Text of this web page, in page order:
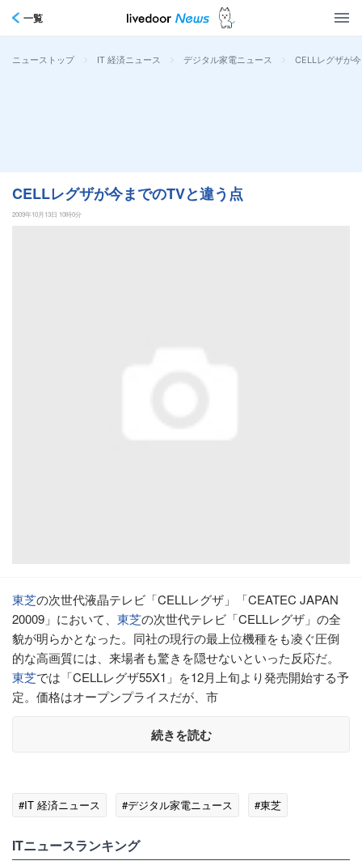
一覧
ニューストップ > IT 経済ニュース > デジタル家電ニュース > CELLレグザが
CELLレグザが今までのTVと違う点
2009年10月13日 10時0分
東芝の次世代液晶テレビ「CELLレグザ」「CEATEC JAPAN
20009」において、 東芝の次世代テレビ「CELLレグザ」の全
貌が明らかとなった。同社の現行の最上位機種をも凌ぐ圧倒
的な高画質には、来場者も驚きを隠せないといった反応だ。
東芝では「CELLレグザ55X1」を12月上旬より発売開始する予
定。価格はオープンプライスだが、市
続きを読む
#IT 経済ニュース #デジタル家電ニュース #東芝
ITニュースランキング